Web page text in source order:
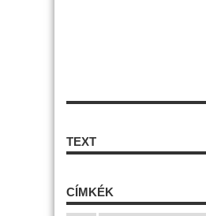
TEXT
CÍMKÉK